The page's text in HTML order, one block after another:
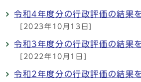
令和4年度分の行政評価の結果
[2023年10月13日]
令和3年度分の行政評価の結果
[2022年10月1日]
令和2年度分の行政評価の結果